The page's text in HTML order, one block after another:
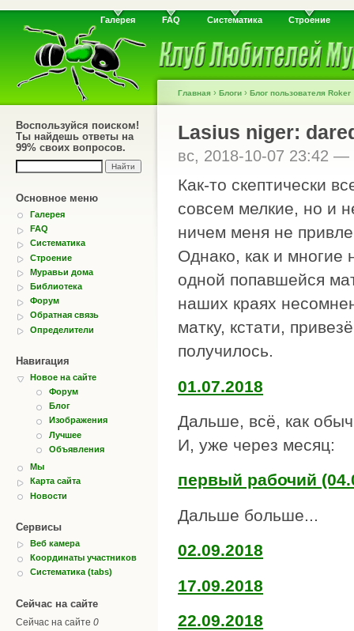
Галерея FAQ Систематика Строение
Воспользуйся поиском!
Ты найдешь ответы на
99% своих вопросов.
Основное меню
Галерея
FAQ
Систематика
Строение
Муравьи дома
Библиотека
Форум
Обратная связь
Определители
Навигация
Новое на сайте
Форум
Блог
Изображения
Лучшее
Объявления
Мы
Карта сайта
Новости
Сервисы
Веб камера
Координаты участников
Систематика (tabs)
Сейчас на сайте
Сейчас на сайте 0
Главная › Блоги › Блог пользователя Roker
Lasius niger:
вс, 2018-10-07 23:42 —
Как-то скептически
совсем мелкие, но и
ничем меня не
Однако, как и многие
одной попавшейся
наших краях
матку, кстати,
получилось.
01.07.2018
Дальше, всё, как
И, уже через месяц:
первый рабочий
Дальше больше...
02.09.2018
17.09.2018
22.09.2018